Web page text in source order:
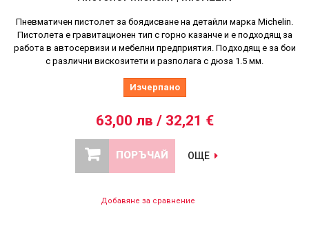
Пневматичен пистолет за боядисване на детайли марка Michelin.
Пистолета е гравитационен тип с горно казанче и е подходящ за
работа в автосервизи и мебелни предприятия. Подходящ е за бои
с различни вискозитети и разполага с дюза 1.5 мм.
Изчерпано
63,00 лв / 32,21 €
ПОРЪЧАЙ ОЩЕ
Добавяне за сравнение